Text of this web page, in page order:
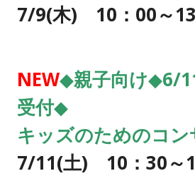
7/9(木) 10：00～
NEW◆親子向け◆6/
受付◆
キッズのためのコン
7/11(土) 10：30～